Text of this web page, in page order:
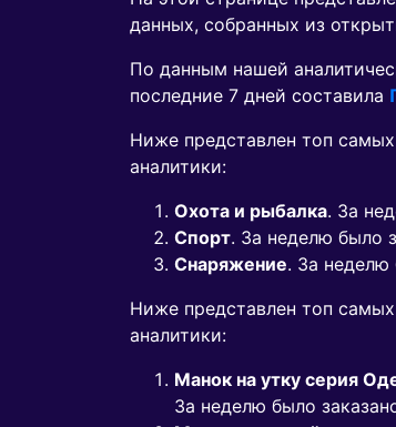
данных, собранных из
По данным нашей
последние 7 дней составила
Ниже представлен топ
аналитики:
Охота и рыбалка. За
Спорт. За неделю было
Снаряжение. За неделю
Ниже представлен топ
аналитики:
Манок на утку серия
За неделю было